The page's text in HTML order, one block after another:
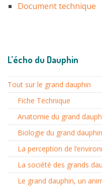
Document technique
L’écho du Dauphin
Tout sur le grand dauphin
Fiche Technique
Anatomie du grand
Biologie du grand dauphin
La perception de
La société des grands
Le grand dauphin, un